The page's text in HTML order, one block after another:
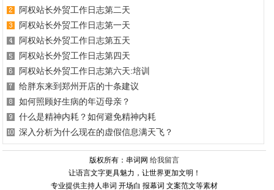
阿权站长外贸工作日志第二天
阿权站长外贸工作日志第一天
阿权站长外贸工作日志第五天
阿权站长外贸工作日志第四天
阿权站长外贸工作日志第六天:培训
给胖东来到郑州开店的十条建议
如何照顾好生病的年迈母亲？
什么是精神内耗？如何避免精神内耗
深入分析为什么现在的虚假信息满天飞？
版权所有：串词网给我留言
让语言文字更具魅力，让世界更加文明！
专业提供主持人串词 开场白 报幕词 文案范文等素材